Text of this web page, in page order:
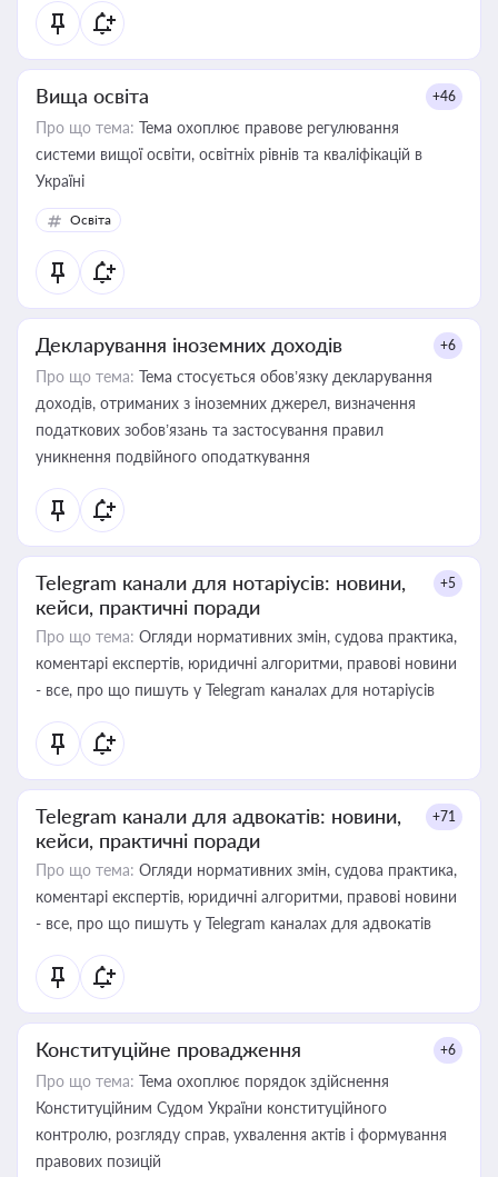
Вища освіта +46
Про що тема: Тема охоплює правове регулювання
системи вищої освіти, освітніх рівнів та кваліфікацій в
Україні
Освіта
Декларування іноземних доходів +6
Про що тема: Тема стосується обов’язку декларування
доходів, отриманих з іноземних джерел, визначення
податкових зобов’язань та застосування правил
уникнення подвійного оподаткування
Telegram канали для нотаріусів: новини,
кейси, практичні поради
+5
Про що тема: Огляди нормативних змін, судова практика,
коментарі експертів, юридичні алгоритми, правові новини
- все, про що пишуть у Telegram каналах для нотаріусів
Telegram канали для адвокатів: новини,
кейси, практичні поради
+71
Про що тема: Огляди нормативних змін, судова практика,
коментарі експертів, юридичні алгоритми, правові новини
- все, про що пишуть у Telegram каналах для адвокатів
Конституційне провадження +6
Про що тема: Тема охоплює порядок здійснення
Конституційним Судом України конституційного
контролю, розгляду справ, ухвалення актів і формування
правових позицій